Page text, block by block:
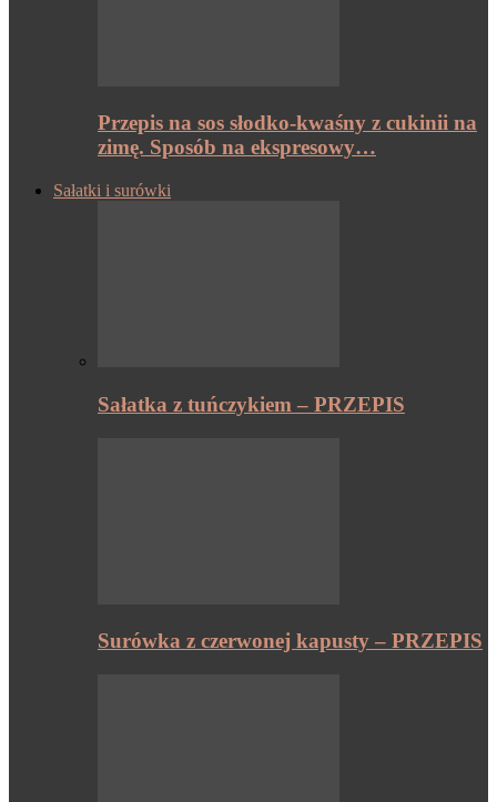
Przepis na sos słodko-kwaśny z cukinii na
zimę. Sposób na ekspresowy…
Sałatki i surówki
Sałatka z tuńczykiem – PRZEPIS
Surówka z czerwonej kapusty – PRZEPIS